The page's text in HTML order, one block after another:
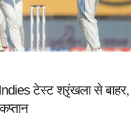
टेस्ट श्रृंखला से बाहर,